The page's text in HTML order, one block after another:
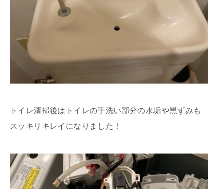
トイレ清掃後はトイレの手洗い部分の水垢や黒ずみも
スッキリキレイになりました！